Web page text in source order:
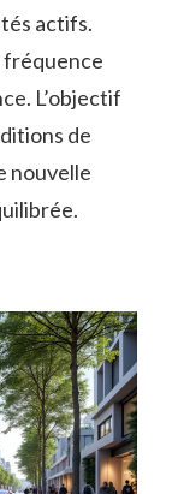
actifs.
fréquence
L’objectif
de
nouvelle